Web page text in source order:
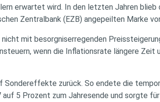
erwartet wird. In den letzten Jahren blieb
Zentralbank (EZB) angepeilten Marke
mit besorgniserregenden
wenn die Inflationsrate längere Zeit
Sondereffekte zurück. So endete die
5 Prozent zum Jahresende und sorgte